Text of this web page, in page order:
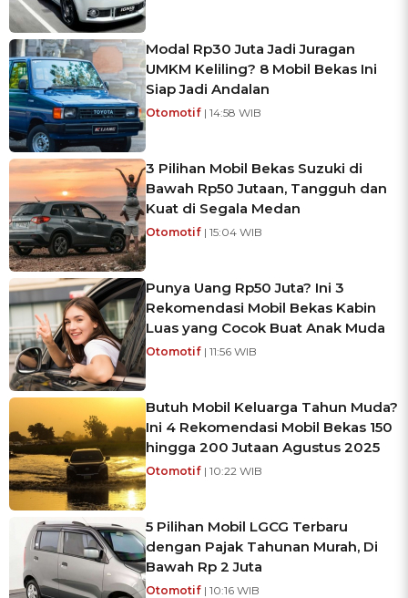
Modal Rp30 Juta Jadi Juragan
UMKM Keliling? 8 Mobil Bekas Ini
Siap Jadi Andalan
Otomotif | 14:58 WIB
3 Pilihan Mobil Bekas Suzuki di
Bawah Rp50 Jutaan, Tangguh dan
Kuat di Segala Medan
Otomotif | 15:04 WIB
Punya Uang Rp50 Juta? Ini 3
Rekomendasi Mobil Bekas Kabin
Luas yang Cocok Buat Anak Muda
Otomotif | 11:56 WIB
Butuh Mobil Keluarga Tahun Muda?
Ini 4 Rekomendasi Mobil Bekas 150
hingga 200 Jutaan Agustus 2025
Otomotif | 10:22 WIB
5 Pilihan Mobil LGCG Terbaru
dengan Pajak Tahunan Murah, Di
Bawah Rp 2 Juta
Otomotif | 10:16 WIB